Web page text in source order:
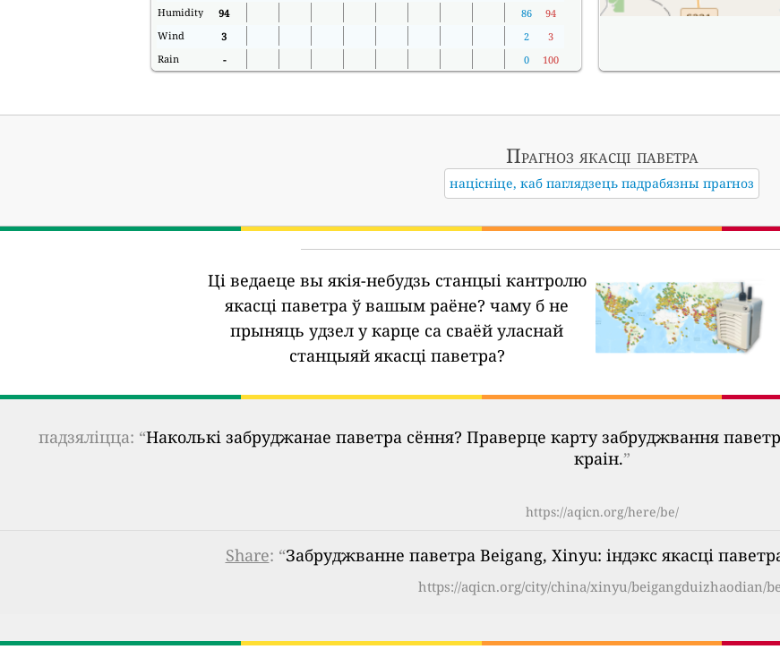
Humidity
94 86
94
Wind
3 2
3
Rain
- 0 100
Прагноз якасці паветра
націсніце, каб паглядзець падрабязны прагноз
Ці ведаеце вы якія-небудзь станцыі кантролю
якасці паветра ў вашым раёне? чаму б не
прыняць удзел у карце са сваёй уласнай
станцыяй якасці паветра?
падзяліцца: “Наколькі забруджанае паветра сёння? Праверце карту забруджвання
краін.”
https://aqicn.org/here/be/
Share: “Забруджванне паветра Beigang, Xinyu: індэкс якасці
https://aqicn.org/city/china/xinyu/beigangduizhaodian/